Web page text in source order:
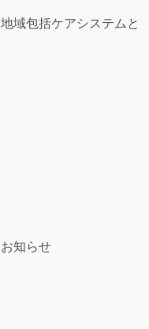
地域包括ケアシステムと
お知らせ